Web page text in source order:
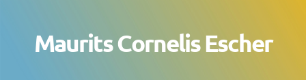
Maurits Cornelis Escher